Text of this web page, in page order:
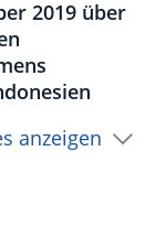
2019 über
anzeigen